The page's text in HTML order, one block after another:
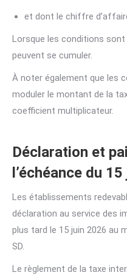
et dont le chiffre
Lorsque les conditions
peuvent se cumuler.
À noter également que les
moduler le montant de la
coefficient multiplicateur.
Déclaration et
l’échéance du
Les établissements
déclaration au service des
plus tard le 15 juin 2026 au
SD.
Le règlement de la taxe